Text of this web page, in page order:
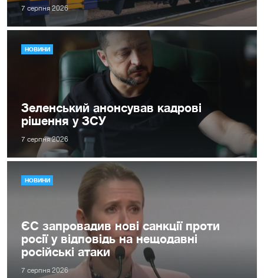
7 серпня 2026
НОВИНИ
Зеленський анонсував кадрові
рішення у ЗСУ
7 серпня 2026
НОВИНИ
ЄС запровадив нові санкції проти
росії у відповідь на нещодавні
російські атаки
7 серпня 2026